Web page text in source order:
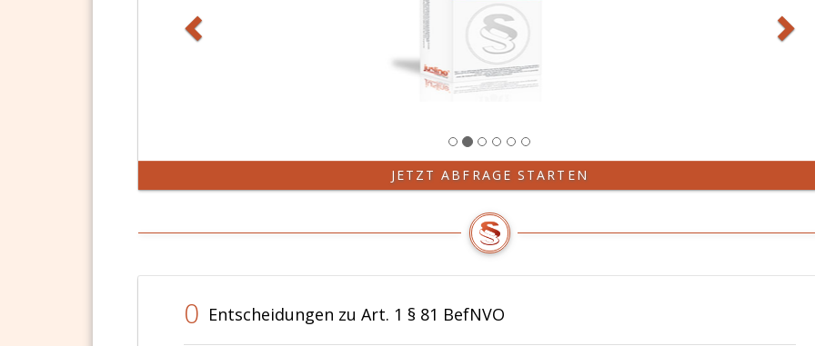
JETZT ABFRAGE STARTEN
0 Entscheidungen zu Art. 1 § 81 BefNVO